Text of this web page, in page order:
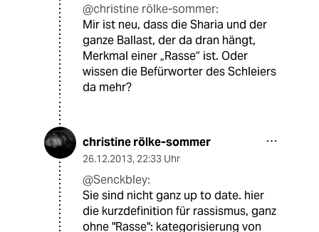
@christine rölke-sommer:
Mir ist neu, dass die Sharia und der
ganze Ballast, der da dran hängt,
Merkmal einer „Rasse“ ist. Oder
wissen die Befürworter des Schleiers
da mehr?
christine rölke-sommer
26.12.2013, 22:33 Uhr
@Senckbley:
Sie sind nicht ganz up to date. hier
die kurzdefinition für rassismus, ganz
ohne "Rasse": kategorisierung von